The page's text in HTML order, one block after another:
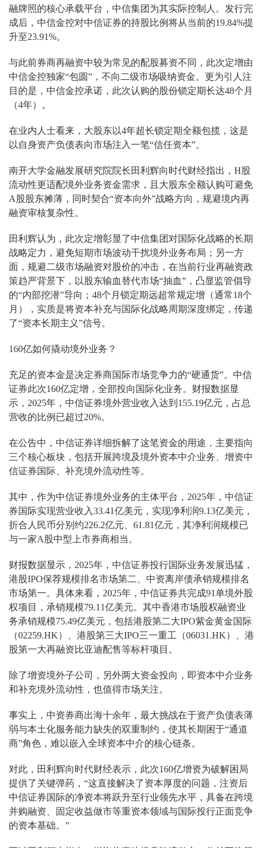
融牌照的核心承载平台，中信集团为其实际控制人。发行完
成后，中信金控对中信证券的持股比例将从当前的19.84%提
升至23.91%。
与此前券商再融资中较为常见的配股募资不同，此次定增由
中信金控独家“包圆”，不向二级市场吸纳资金。更为引人注
目的是，中信金控承诺，此次认购的股份锁定期长达48个月
（4年）。
在业内人士看来，大股东以4年超长锁定期全额包揽，这是
以自身资产负债表向市场注入一笔“信任资本”。
南开大学金融发展研究院院长田利辉向时代财经指出，H股
流动性更适配境外业务资金需求，且大股东全额认购可避免
A股股东摊薄，同时契合“资本向外”战略方向，规避境内再
融资审核复杂性。
田利辉认为，此次定增彰显了中信集团对国际化战略的长期
战略定力，避免短期市场波动干扰境外业务布局；另一方
面，规避二级市场融资对股价的冲击，在当前行业再融资政
策趋严背景下，以股东输血替代市场“抽血”，凸显监管倡导
的“内部挖潜”导向；48个月锁定期远超常规定增（通常18个
月），实质是将资本补充与国际化战略周期深度绑定，传递
了“资本长期主义”信号。
160亿如何撬动境外业务？
充足的资本金是决定券商国际市场竞争力的“硬通货”。中信
证券此次160亿定增，全部投向国际化业务。财报数据显
示，2025年，中信证券境外营业收入达到155.19亿元，占总
营收的比例已超过20%。
在公告中，中信证券详细拆解了这笔资金的用途，主要指向
三个核心板块，包括开展跨境及境外资本中介业务、增资中
信证券国际、补充境外流动性等。
其中，作为中信证券境外业务的主体平台，2025年，中信证
券国际实现营业收入33.41亿美元，实现净利润9.13亿美元，
折合人民币分别约226.2亿元、61.81亿元，其净利润规模已
与一家A股中型上市券商相当。
财报数据显示，2025年，中信证券投行国际业务发展迅猛，
港股IPO保荐规模排名市场第二、中资离岸债承销规模排名
市场第一。具体来看，2025年，中信证券共完成91单境外股
权项目，承销规模79.11亿美元。其中香港市场股权融资业
务承销规模75.49亿美元，包括港股第二大IPO紫金黄金国际
（02259.HK）、港股第三大IPO三一重工（06031.HK）、港
股第一大再融资比亚迪配售等标杆项目。
除了增资境外子公司，另外两大资金投向，即资本中介业务
和补充境外流动性，也值得市场关注。
事实上，中资券商出海十余年，最大挑战在于资产负债表薄
弱与本土化服务能力缺失的双重制约，使其长期困于“通道
商”角色，难以嵌入全球资本中介的核心链条。
对此，田利辉向时代财经表示，此次160亿增资为破解困局
提供了关键弹药，“这直接解决了资本厚度的问题，注资后
中信证券国际的净资本将跃升至行业领先水平，具备在跨境
并购融资、固定收益做市等重资本领域与国际投行正面竞争
的资本基础。”